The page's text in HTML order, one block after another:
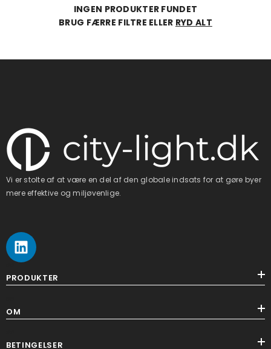
INGEN PRODUKTER FUNDET
BRUG FÆRRE FILTRE ELLER RYD ALT
Vi er stolte af at være en del af den globale indsats for at gøre byer
mere effektive og miljøvenlige.
ss
PRODUKTER
OM
BETINGELSER